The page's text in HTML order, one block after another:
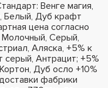
Венге магия,
Белый, Дуб крафт
цена согласно
Молочный, Серый,
Аляска, +5% к
Антрацит; +5%
Дуб осло +10%
фабрики